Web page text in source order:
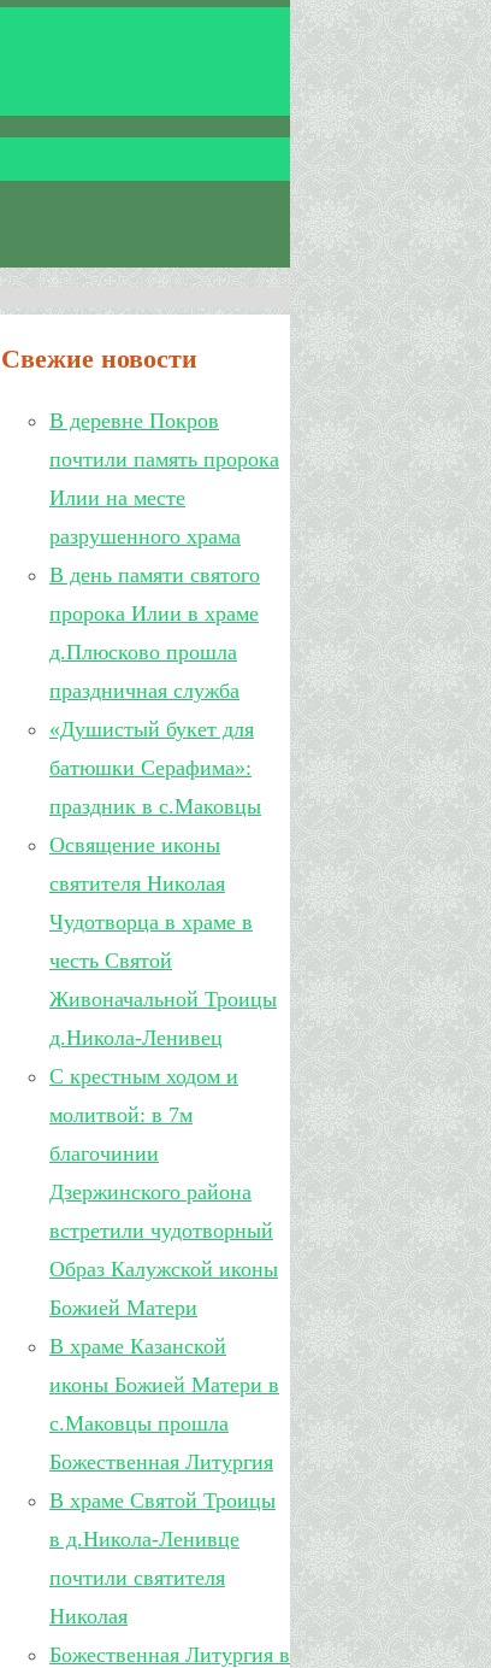
Свежие новости
В деревне Покров
почтили память пророка
Илии на месте
разрушенного храма
В день памяти святого
пророка Илии в храме
д.Плюсково прошла
праздничная служба
«Душистый букет для
батюшки Серафима»:
праздник в с.Маковцы
Освящение иконы
святителя Николая
Чудотворца в храме в
честь Святой
Живоначальной Троицы
д.Никола-Ленивец
С крестным ходом и
молитвой: в 7м
благочинии
Дзержинского района
встретили чудотворный
Образ Калужской иконы
Божией Матери
В храме Казанской
иконы Божией Матери в
с.Маковцы прошла
Божественная Литургия
В храме Святой Троицы
в д.Никола-Ленивце
почтили святителя
Николая
Божественная Литургия в